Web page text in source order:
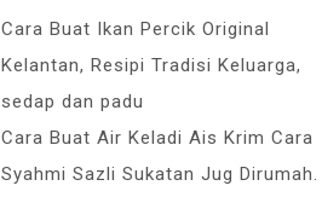
Cara Buat Ikan Percik Original
Kelantan, Resipi Tradisi Keluarga,
sedap dan padu
Cara Buat Air Keladi Ais Krim Cara
Syahmi Sazli Sukatan Jug Dirumah.